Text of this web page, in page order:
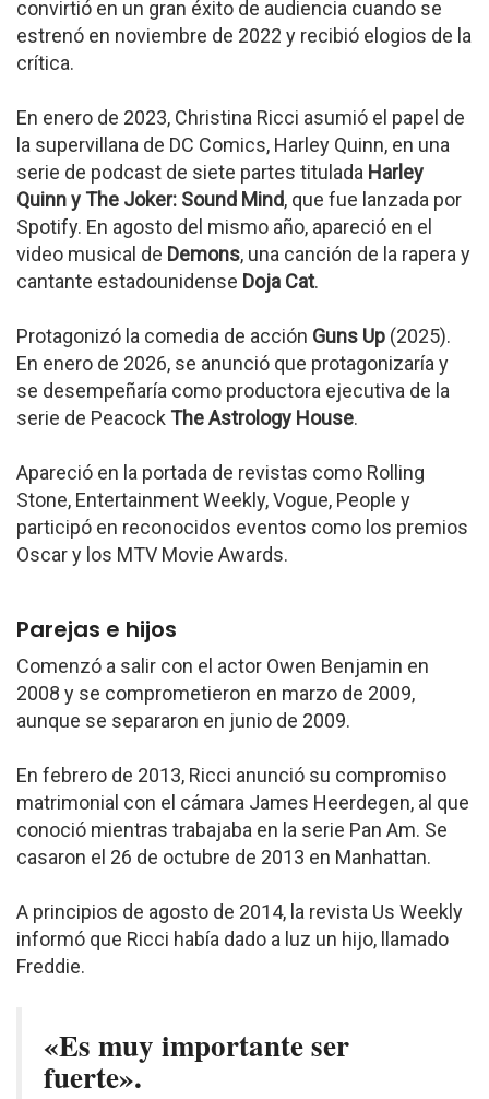
convirtió en un gran éxito de audiencia cuando se
estrenó en noviembre de 2022 y recibió elogios de la
crítica.
En enero de 2023, Christina Ricci asumió el papel de
la supervillana de DC Comics, Harley Quinn, en una
serie de podcast de siete partes titulada Harley
Quinn y The Joker: Sound Mind, que fue lanzada por
Spotify. En agosto del mismo año, apareció en el
video musical de Demons, una canción de la rapera y
cantante estadounidense Doja Cat.
Protagonizó la comedia de acción Guns Up (2025).
En enero de 2026, se anunció que protagonizaría y
se desempeñaría como productora ejecutiva de la
serie de Peacock The Astrology House.
Apareció en la portada de revistas como Rolling
Stone, Entertainment Weekly, Vogue, People y
participó en reconocidos eventos como los premios
Oscar y los MTV Movie Awards.
Parejas e hijos
Comenzó a salir con el actor Owen Benjamin en
2008 y se comprometieron en marzo de 2009,
aunque se separaron en junio de 2009.
En febrero de 2013, Ricci anunció su compromiso
matrimonial con el cámara James Heerdegen, al que
conoció mientras trabajaba en la serie Pan Am. Se
casaron el 26 de octubre de 2013 en Manhattan.
A principios de agosto de 2014, la revista Us Weekly
informó que Ricci había dado a luz un hijo, llamado
Freddie.
«Es muy importante ser
fuerte».